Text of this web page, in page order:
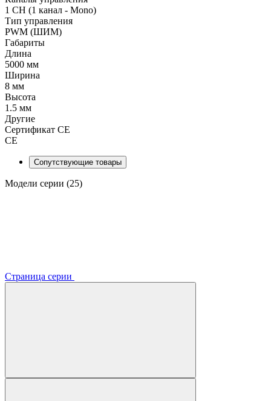
1 CH (1 канал - Mono)
Тип управления
PWM (ШИМ)
Габариты
Длина
5000 мм
Ширина
8 мм
Высота
1.5 мм
Другие
Сертификат CE
CE
Сопутствующие товары
Модели серии (25)
Страница серии